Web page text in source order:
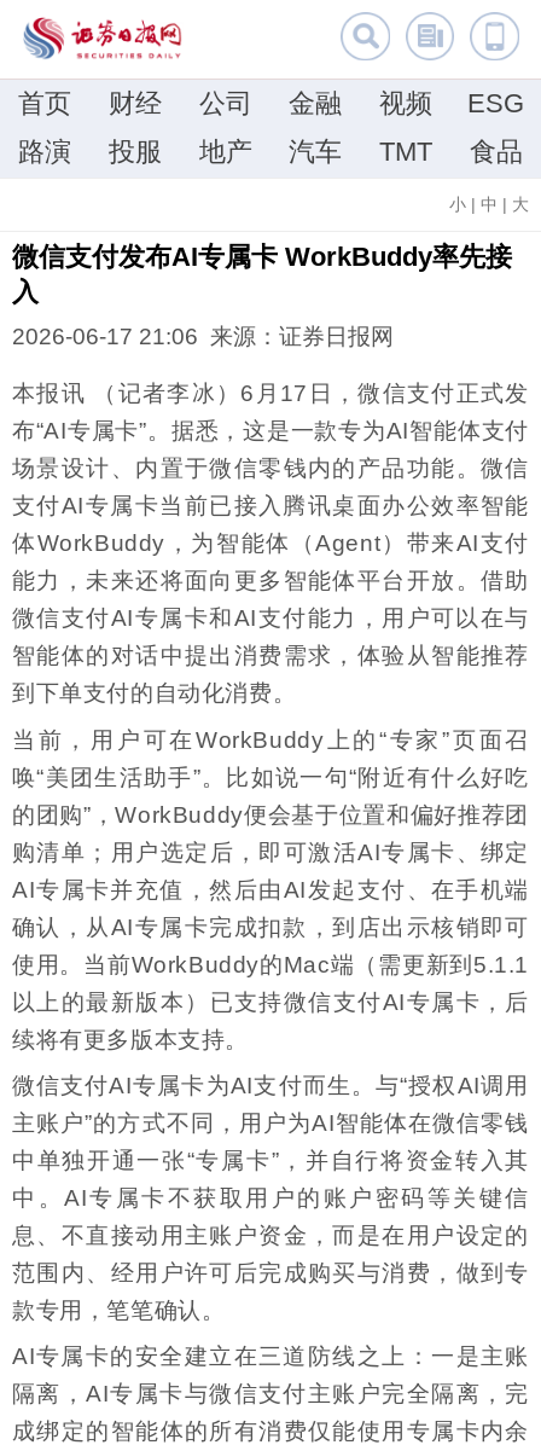
首页 财经 公司 金融 视频
ESG
路演
投服 地产 汽车 TMT 食品
小 | 中 | 大
微信支付发布AI专属卡 WorkBuddy率先接
入
2026-06-17 21:06 来源：证券日报网
本报讯 （记者李冰）6月17日，微信支付正式发
布“AI专属卡”。据悉，这是一款专为AI智能体支付
场景设计、内置于微信零钱内的产品功能。微信
支付AI专属卡当前已接入腾讯桌面办公效率智能
体WorkBuddy，为智能体（Agent）带来AI支付
能力，未来还将面向更多智能体平台开放。借助
微信支付AI专属卡和AI支付能力，用户可以在与
智能体的对话中提出消费需求，体验从智能推荐
到下单支付的自动化消费。
当前，用户可在WorkBuddy上的“专家”页面召
唤“美团生活助手”。比如说一句“附近有什么好吃
的团购”，WorkBuddy便会基于位置和偏好推荐团
购清单；用户选定后，即可激活AI专属卡、绑定
AI专属卡并充值，然后由AI发起支付、在手机端
确认，从AI专属卡完成扣款，到店出示核销即可
使用。当前WorkBuddy的Mac端（需更新到5.1.1
以上的最新版本）已支持微信支付AI专属卡，后
续将有更多版本支持。
微信支付AI专属卡为AI支付而生。与“授权AI调用
主账户”的方式不同，用户为AI智能体在微信零钱
中单独开通一张“专属卡”，并自行将资金转入其
中。AI专属卡不获取用户的账户密码等关键信
息、不直接动用主账户资金，而是在用户设定的
范围内、经用户许可后完成购买与消费，做到专
款专用，笔笔确认。
AI专属卡的安全建立在三道防线之上：一是主账
隔离，AI专属卡与微信支付主账户完全隔离，完
成绑定的智能体的所有消费仅能使用专属卡内余